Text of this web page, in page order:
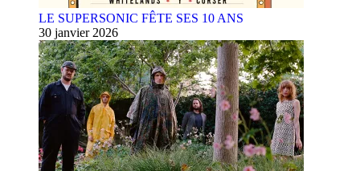
LE SUPERSONIC FÊTE SES 10 ANS
30 janvier 2026